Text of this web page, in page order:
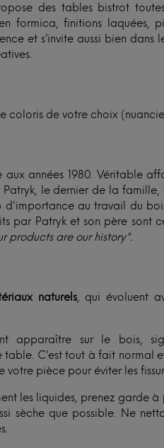
des tables bistrot
formica, finitions laquées,
et s’invite aussi bien dans
coloris de votre choix
années 1980. Véritable
Patryk, le dernier de la
au travail du
par Patryk et son père sont
products are our history".
naturels, qui évoluent
apparaître sur le bois,
table. C’est tout à fait normal
votre pièce pour éviter les
les liquides, prenez garde à
sèche que possible. Ne